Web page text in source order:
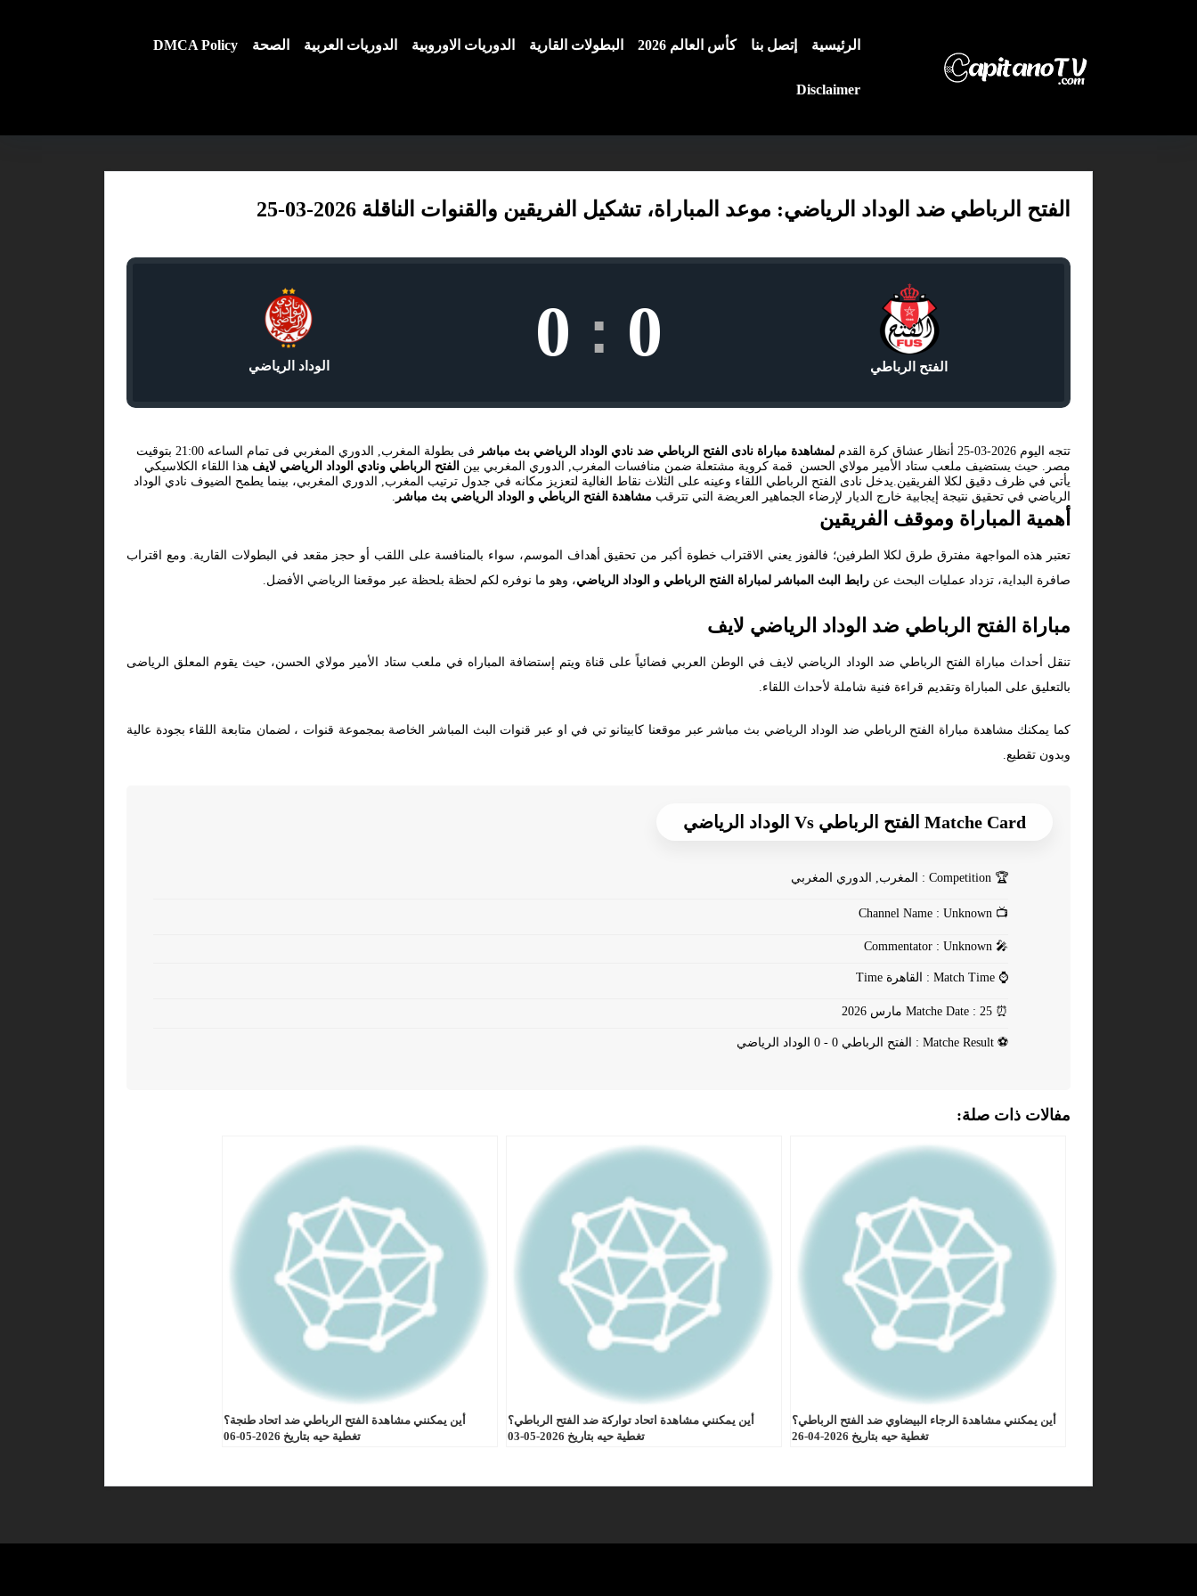
الرئيسية إتصل بنا كأس العالم 2026 البطولات القارية الدوريات الاوروبية الدوريات العربية الصحة DMCA Policy
Disclaimer
الفتح الرباطي ضد الوداد الرياضي: موعد المباراة، تشكيل الفريقين والقنوات الناقلة 2026-03-25
الفتح الرباطي 0
:
0 الوداد الرياضي
تتجه اليوم 2026-03-25 أنظار عشاق كرة القدم لمشاهدة مباراة نادى الفتح الرباطي ضد نادي الوداد الرياضي بث مباشر
فى بطولة المغرب, الدوري المغربي فى تمام الساعه 21:00 بتوقيت
مصر. حيث يستضيف ملعب ستاد الأمير مولاي الحسن قمة كروية مشتعلة ضمن منافسات المغرب, الدوري المغربي بين الفتح الرباطي ونادي الوداد الرياضي لايف هذا اللقاء الكلاسيكي
يأتي في ظرف دقيق لكلا الفريقين.يدخل نادى الفتح الرباطي اللقاء وعينه على الثلاث نقاط الغالية لتعزيز مكانه في جدول ترتيب المغرب, الدوري المغربي، بينما يطمح الضيوف نادي الوداد
الرياضي في تحقيق نتيجة إيجابية خارج الديار لإرضاء الجماهير العريضة التي تترقب مشاهدة الفتح الرباطي و الوداد الرياضي بث مباشر .
أهمية المباراة وموقف الفريقين
تعتبر هذه المواجهة مفترق طرق لكلا الطرفين؛ فالفوز يعني الاقتراب خطوة أكبر من تحقيق أهداف الموسم، سواء بالمنافسة على اللقب أو حجز مقعد في البطولات القارية. ومع اقتراب
صافرة البداية، تزداد عمليات البحث عن رابط البث المباشر لمباراة الفتح الرباطي و الوداد الرياضي، وهو ما نوفره لكم لحظة بلحظة عبر موقعنا الرياضي الأفضل.
مباراة الفتح الرباطي ضد الوداد الرياضي لايف
تنقل أحداث مباراة الفتح الرباطي ضد الوداد الرياضي لايف في الوطن العربي فضائياً على قناة ويتم إستضافة المباراه في ملعب ستاد الأمير مولاي الحسن، حيث يقوم المعلق الرياضى
بالتعليق على المباراة وتقديم قراءة فنية شاملة لأحداث اللقاء.
كما يمكنك مشاهدة مباراة الفتح الرباطي ضد الوداد الرياضي بث مباشر عبر موقعنا كابيتانو تي في او عبر قنوات البث المباشر الخاصة بمجموعة قنوات ، لضمان متابعة اللقاء بجودة عالية
وبدون تقطيع.
Matche Card الفتح الرباطي Vs الوداد الرياضي
🏆
📺
🎤
⌚
⏰
⚽
مفالات ذات صلة:
أين يمكنني مشاهدة الرجاء البيضاوي ضد الفتح الرباطي؟
تغطية حيه بتاريخ 2026-04-26
أين يمكنني مشاهدة اتحاد تواركة ضد الفتح الرباطي؟
تغطية حيه بتاريخ 2026-05-03
أين يمكنني مشاهدة الفتح الرباطي ضد اتحاد طنجة؟
تغطية حيه بتاريخ 2026-05-06